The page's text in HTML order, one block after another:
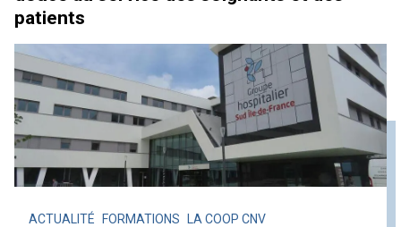
patients
ACTUALITÉ FORMATIONS LA COOP CNV